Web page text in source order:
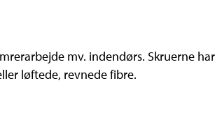
mv. indendørs. Skruerne
løftede, revnede fibre.